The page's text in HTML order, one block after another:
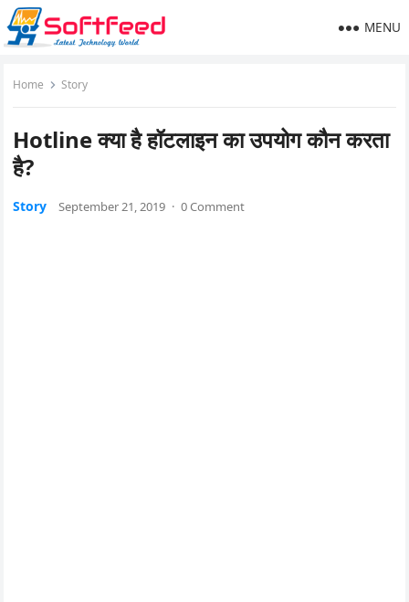
MENU
Home Story
Hotline क्या है हॉटलाइन का उपयोग कौन करता
है?
Story September 21, 2019 · 0 Comment